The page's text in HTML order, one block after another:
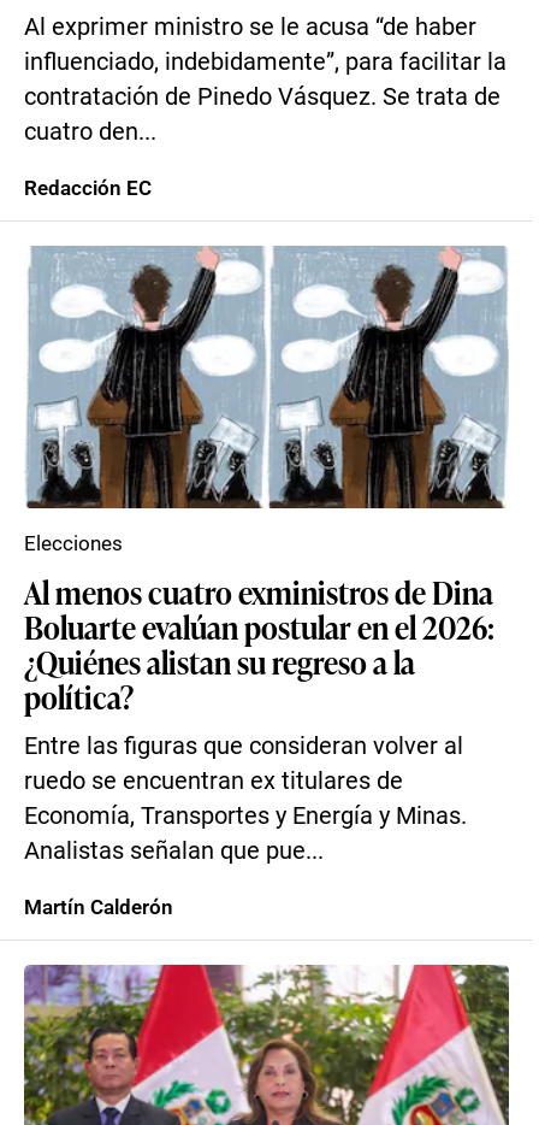
Al exprimer ministro se le acusa “de haber
influenciado, indebidamente”, para facilitar la
contratación de Pinedo Vásquez. Se trata de
cuatro den...
Redacción EC
Al menos cuatro exministros de Dina
Boluarte evalúan postular en el 2026:
¿Quiénes alistan su regreso a la
política?
Entre las figuras que consideran volver al
ruedo se encuentran ex titulares de
Economía, Transportes y Energía y Minas.
Analistas señalan que pue...
Elecciones
Martín Calderón